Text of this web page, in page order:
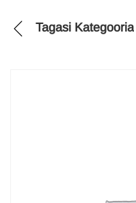
Tagasi Kategooria